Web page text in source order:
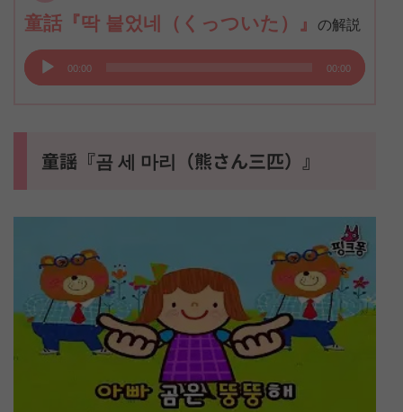
童話『딱 붙었네（くっついた）』 の解説
音
声
00:00 00:00
童謡『곰 세 마리（熊さん三匹）』